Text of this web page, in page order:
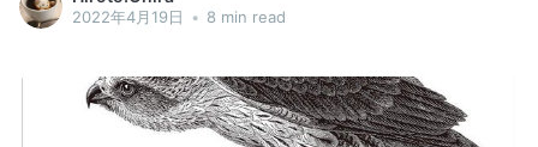
用1つ目の方法は、王道に Slack API を利用する方法で
用し、実際には自己責任でお願いします。 まず、自分が
容をメモしたものであり、税理士の方の回答書面や参考
書の内容を記述しているわけではありません。 また、今
回の相談では深い内容までは検討していません。今回は
2022年4月19日 • 8 min read